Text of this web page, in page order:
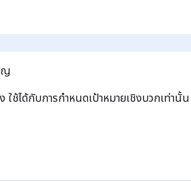
ญ
ช้ได้กับการกำหนดเป้าหมายเชิงบวกเท่านั้น